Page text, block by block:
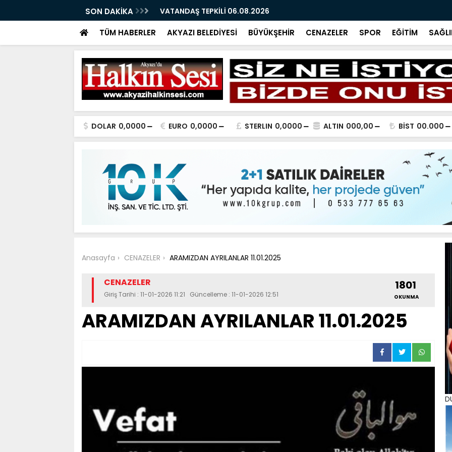
SON DAKİKA VATANDAŞ TEPKİLİ 06.08.2026
TÜM HABERLER AKYAZI BELEDİYESİ BÜYÜKŞEHİR CENAZELER SPOR EĞİTİM
DOLAR 0,0000 EURO 0,0000 STERLIN 0,0000 ALTIN 000,00 BİST 00.000
Anasayfa CENAZELER ARAMIZDAN AYRILANLAR 11.01.2025
CENAZELER
Giriş Tarihi : 11-01-2026 11:21 Güncelleme : 11-01-2026 12:51
1801
OKUNMA
ARAMIZDAN AYRILANLAR 11.01.2025